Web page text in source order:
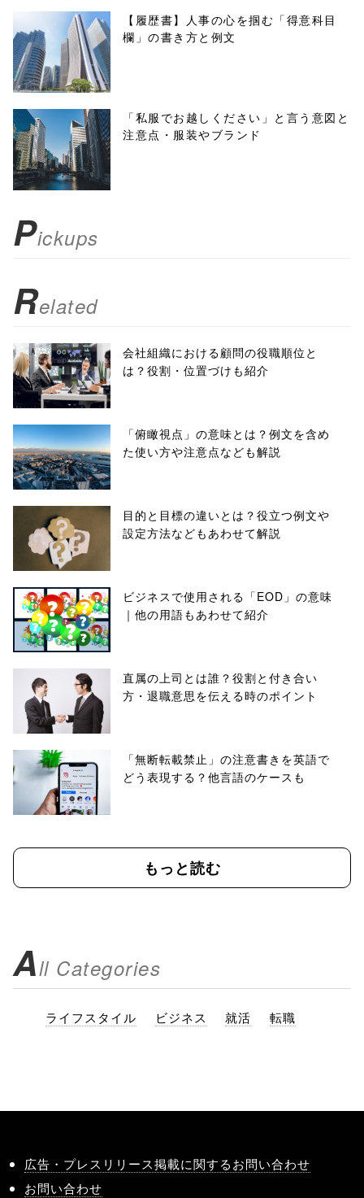
f, 'Gwindow',
'width=550,
height=450,
menubar=no,
toolbar=no,
scrollbars=yes'
false;"> シェア
【履歴書】人事の心を掴む「得意科目
欄」の書き方と例文
「私服でお越しください」と言う意図と
注意点・服装やブランド
Pickups
Related
会社組織における顧問の役職順位と
は？役割・位置づけも紹介
「俯瞰視点」の意味とは？例文を含め
た使い方や注意点なども解説
目的と目標の違いとは？役立つ例文や
設定方法などもあわせて解説
ビジネスで使用される「EOD」の意味
｜他の用語もあわせて紹介
直属の上司とは誰？役割と付き合い
方・退職意思を伝える時のポイント
「無断転載禁止」の注意書きを英語で
どう表現する？他言語のケースも
もっと読む
All Categories
ライフスタイル ビジネス 就活 転職
広告・プレスリリース掲載に関するお問い合わせ
お問い合わせ